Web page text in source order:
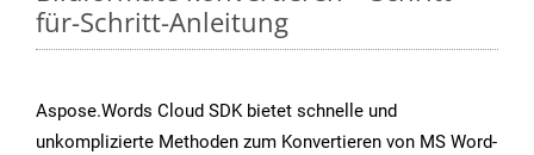
für-Schritt-Anleitung
Aspose.Words Cloud SDK bietet schnelle und
unkomplizierte Methoden zum Konvertieren von MS Word-